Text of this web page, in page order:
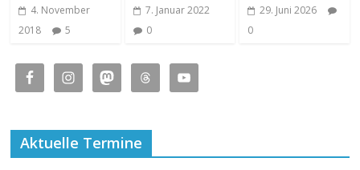
4. November
2018
5
7. Januar 2022
0
29. Juni 2026
0
Aktuelle Termine